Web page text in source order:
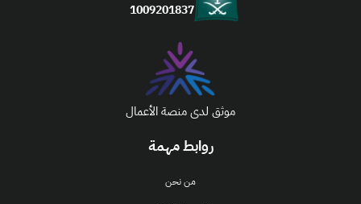
روابط مهمة
من نحن
1009201837
موثق لدى منصة الأعمال